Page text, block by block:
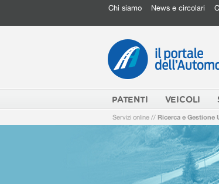
Chi siamo News e circolari
PATENTI VEICOLI
Servizi online // Ricerca e Gestione